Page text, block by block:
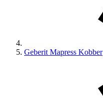
Geberit Mapress Kobber